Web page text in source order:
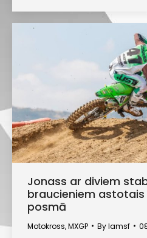
Jonass ar diviem
braucieniem astotais
posmā
Motokross,MXGP Bylamsf